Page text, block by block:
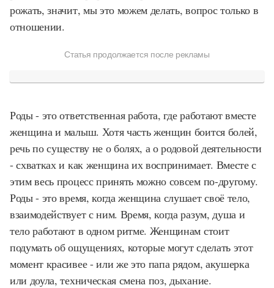
рожать, значит, мы это можем делать, вопрос только в
отношении.
Статья продолжается после рекламы
Роды - это ответственная работа, где работают вместе
женщина и малыш. Хотя часть женщин боится болей,
речь по существу не о болях, а о родовой деятельности
- схватках и как женщина их воспринимает. Вместе с
этим весь процесс принять можно совсем по-другому.
Роды - это время, когда женщина слушает своё тело,
взаимодействует с ним. Время, когда разум, душа и
тело работают в одном ритме. Женщинам стоит
подумать об ощущениях, которые могут сделать этот
момент красивее - или же это папа рядом, акушерка
или доула, техническая смена поз, дыхание.